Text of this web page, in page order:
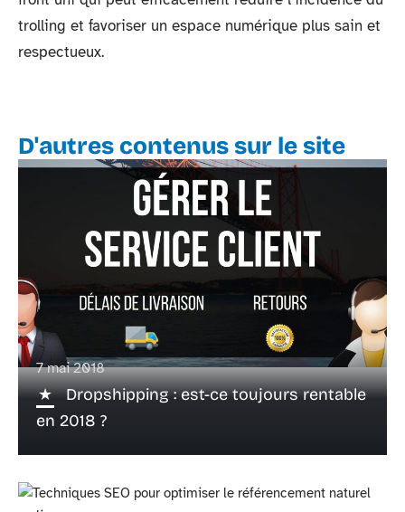
trolling et favoriser un espace numérique plus sain et
respectueux.
D'autres contenus sur le site
7 mai 2018
Dropshipping : est-ce toujours rentable
en 2018 ?